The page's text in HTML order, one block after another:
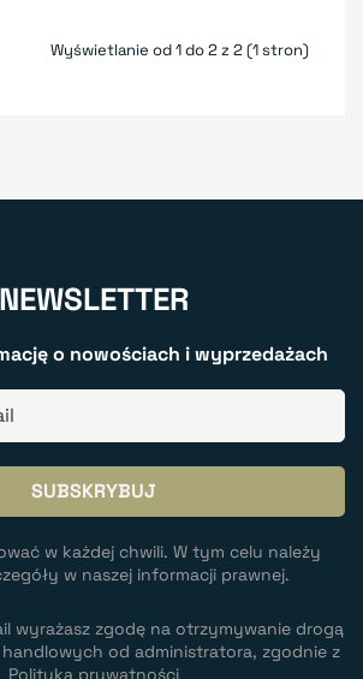
Wyświetlanie od 1 do 2 z 2 (1 stron)
NEWSLETTER
o nowościach i wyprzedażach
w każdej chwili. W tym celu należy
w naszej informacji prawnej.
wyrażasz zgodę na otrzymywanie drogą
od administratora, zgodnie z
Polityką prywatności